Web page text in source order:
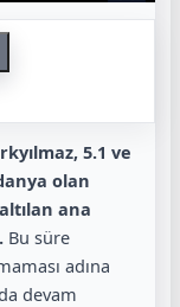
5.1 ve
olan
ana
Bu süre
adına
devam